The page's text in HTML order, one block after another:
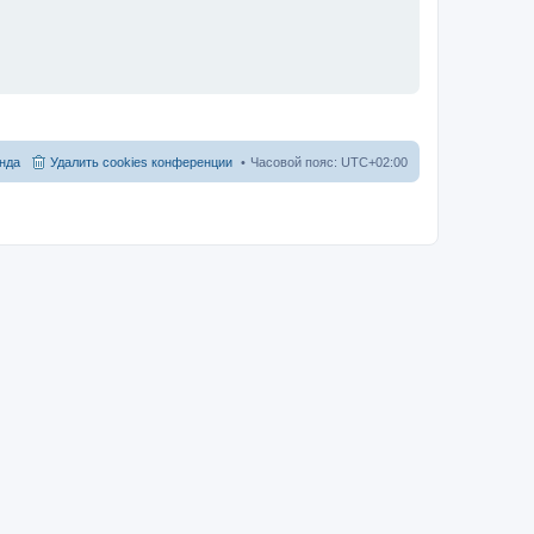
Часовой пояс: UTC+02:00
Удалить cookies конференции